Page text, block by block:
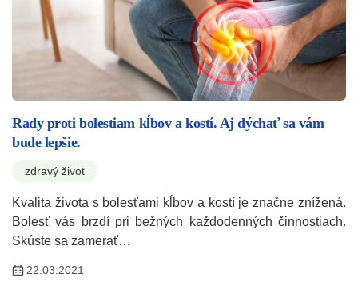
Rady proti bolestiam kĺbov a kostí. Aj dýchať sa vám
bude lepšie.
zdravý život
Kvalita života s bolesťami kĺbov a kostí je značne znížená.
Bolesť vás brzdí pri bežných každodenných činnostiach.
Skúste sa zamerať…
22.03.2021